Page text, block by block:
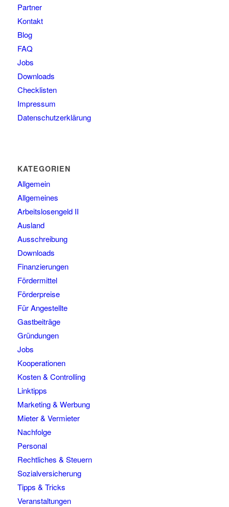
Partner
Kontakt
Blog
FAQ
Jobs
Downloads
Checklisten
Impressum
Datenschutzerklärung
KATEGORIEN
Allgemein
Allgemeines
Arbeitslosengeld II
Ausland
Ausschreibung
Downloads
Finanzierungen
Fördermittel
Förderpreise
Für Angestellte
Gastbeiträge
Gründungen
Jobs
Kooperationen
Kosten & Controlling
Linktipps
Marketing & Werbung
Mieter & Vermieter
Nachfolge
Personal
Rechtliches & Steuern
Sozialversicherung
Tipps & Tricks
Veranstaltungen